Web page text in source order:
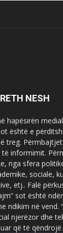
NESH
hapësirën
është e
treg.
informimit.
nga sfera
sociale,
etj.. Falë
sot është
ndikim në vend.
njerëzor dhe
që të